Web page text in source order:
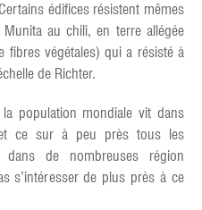
édifices résistent mêmes
au chili, en terre allégée
fibres végétales) qui a résisté à
de Richter.
population mondiale vit dans
ce sur à peu près tous les
dans de nombreuses région
s’intéresser de plus près à ce